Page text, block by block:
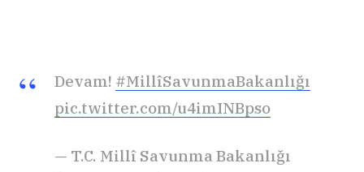
Devam! #MillîSavunmaBakanlığı
pic.twitter.com/u4imINBpso
— T.C. Millî Savunma Bakanlığı